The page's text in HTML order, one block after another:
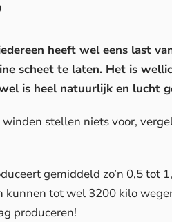
heeft wel eens last
scheet te laten. Het is
is heel natuurlijk en lucht
stellen niets voor,
gemiddeld zo’n 0,5 tot
tot wel 3200 kilo
produceren!